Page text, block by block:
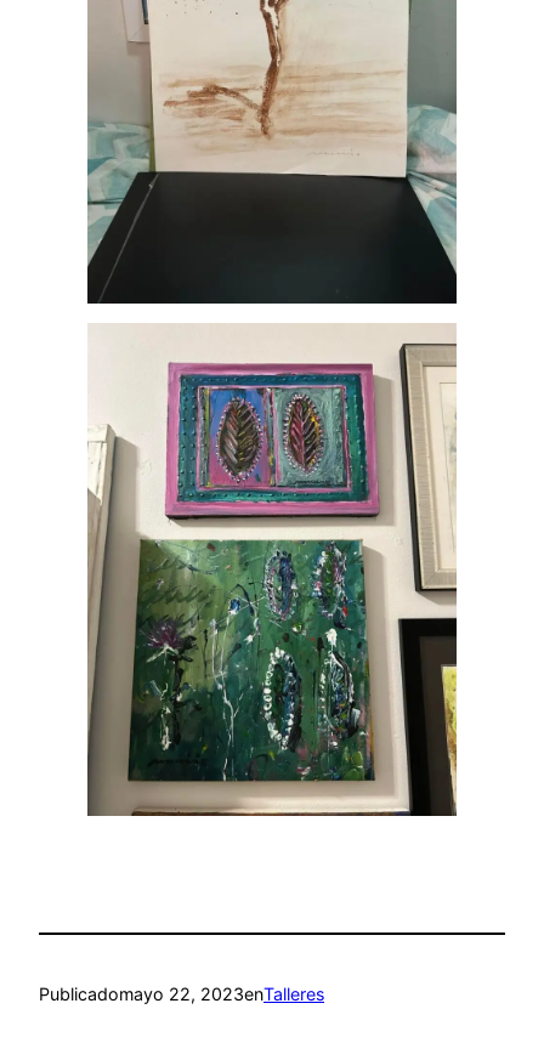
Publicadomayo 22, 2023enTalleres